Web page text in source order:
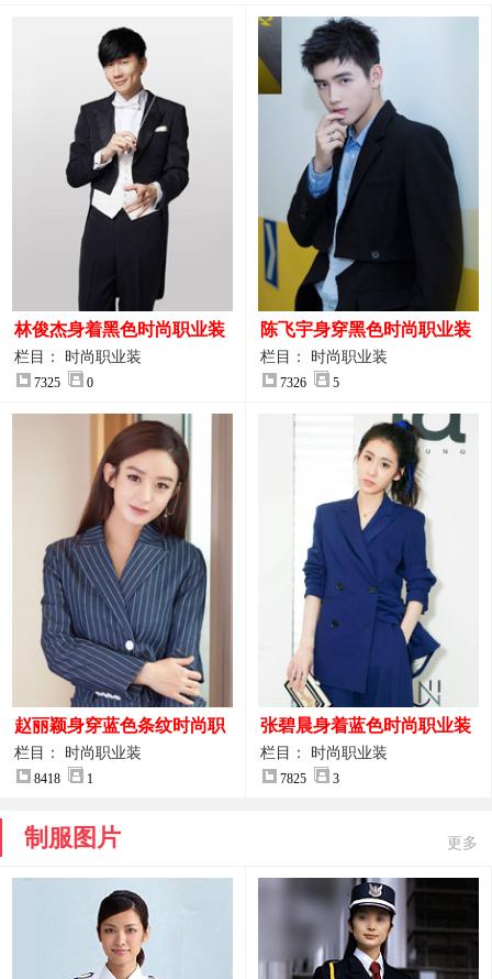
林俊杰身着黑色时尚职业装
制服图片
栏目： 时尚职业装
7325 0
陈飞宇身穿黑色时尚职业装
图片
栏目： 时尚职业装
7326 5
赵丽颖身穿蓝色条纹时尚职
业装图片
栏目： 时尚职业装
8418 1
张碧晨身着蓝色时尚职业装
服装图片
栏目： 时尚职业装
7825 3
制服图片 更多